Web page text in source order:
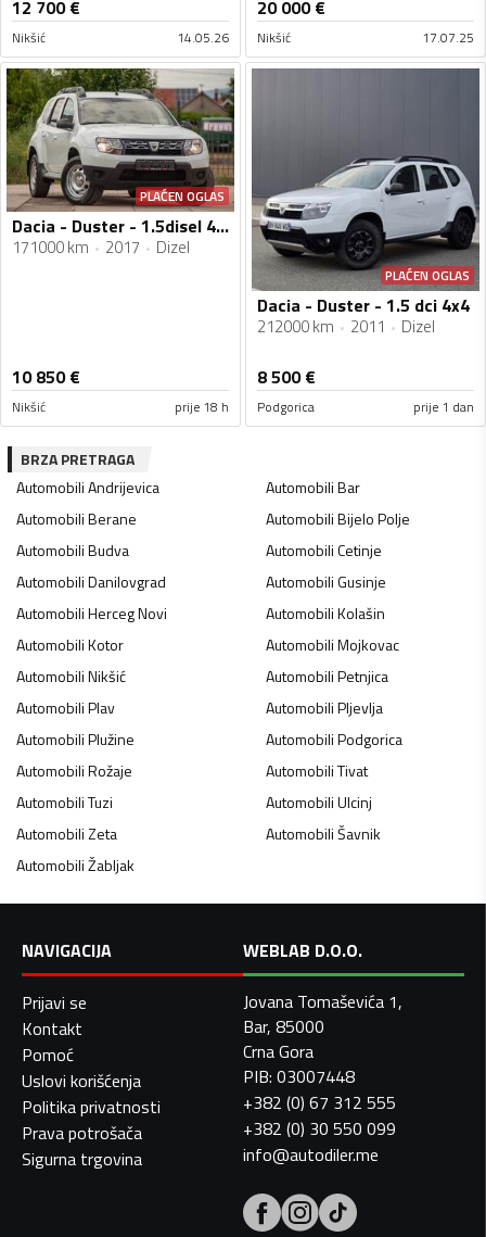
12 700€
Nikšić 14.05.26
20 000€
Nikšić 17.07.25
PLAĆEN OGLAS
Dacia - Duster - 1.5disel 4x4
171000 km 2017 Dizel
10 850€
Nikšić prije 18 h
PLAĆEN OGLAS
Dacia - Duster - 1.5 dci 4x4
212000 km 2011 Dizel
8 500€
Podgorica prije 1 dan
BRZA PRETRAGA
AutomobiliAndrijevica AutomobiliBar
AutomobiliBerane AutomobiliBijelo Polje
AutomobiliBudva AutomobiliCetinje
AutomobiliDanilovgrad AutomobiliGusinje
AutomobiliHerceg Novi AutomobiliKolašin
AutomobiliKotor AutomobiliMojkovac
AutomobiliNikšić AutomobiliPetnjica
AutomobiliPlav AutomobiliPljevlja
AutomobiliPlužine AutomobiliPodgorica
AutomobiliRožaje AutomobiliTivat
AutomobiliTuzi AutomobiliUlcinj
AutomobiliZeta AutomobiliŠavnik
AutomobiliŽabljak
NAVIGACIJA
Prijavi se
Kontakt
Pomoć
Uslovi korišćenja
Politika privatnosti
Prava potrošača
Sigurna trgovina
WEBLAB D.O.O.
Jovana Tomaševića 1,
Bar, 85000
Crna Gora
PIB: 03007448
+382 (0) 67 312 555
+382 (0) 30 550 099
info@autodiler.me